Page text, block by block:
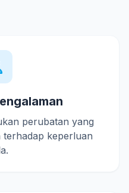
perubatan yang
keperluan